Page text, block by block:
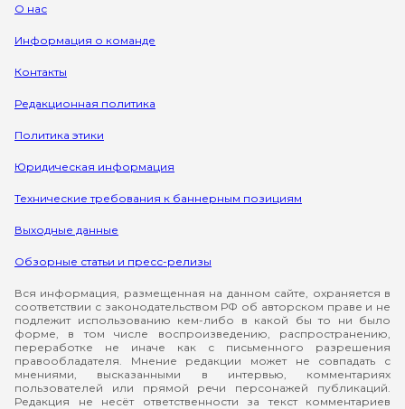
О нас
Информация о команде
Контакты
Редакционная политика
Политика этики
Юридическая информация
Технические требования к баннерным позициям
Выходные данные
Обзорные статьи и пресс-релизы
Вся информация, размещенная на данном сайте, охраняется в
соответствии с законодательством РФ об авторском праве и не
подлежит использованию кем-либо в какой бы то ни было
форме, в том числе воспроизведению, распространению,
переработке не иначе как с письменного разрешения
правообладателя. Мнение редакции может не совпадать с
мнениями, высказанными в интервью, комментариях
пользователей или прямой речи персонажей публикаций.
Редакция не несёт ответственности за текст комментариев